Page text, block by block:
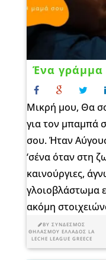
Ένα γράμμα
Μικρή μου, Θα
για τον μπαμπά
σου. Ήταν
‘σένα όταν στη
καινούργιες,
γλοιοβλάστωμα
ακόμη
BYΣΎΝΔΕΣΜΟΣ
ΘΗΛΑΣΜΟΎ ΕΛΛΆΔΟΣ LA
LECHE LEAGUE GREECE